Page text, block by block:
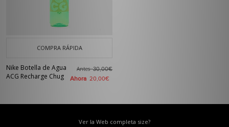
COMPRA RÁPIDA
Nike Botella de Agua
ACG Recharge Chug
Antes30,00€
Ahora 20,00€
Ver la Web completa size?